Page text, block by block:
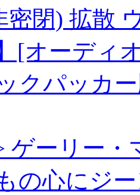
密閉) 拡散
[オーディ
クパッカ
ゲーリー
の心にジ